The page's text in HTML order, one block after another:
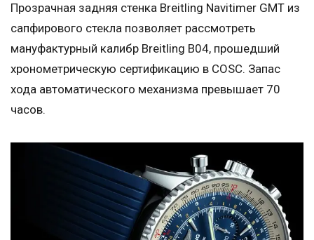
Прозрачная задняя стенка Breitling Navitimer GMT из
сапфирового стекла позволяет рассмотреть
мануфактурный калибр Breitling B04, прошедший
хронометрическую сертификацию в COSC. Запас
хода автоматического механизма превышает 70
часов.